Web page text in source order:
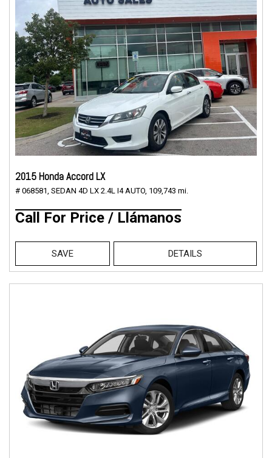
2015 Honda Accord LX
# 068581, SEDAN 4D LX 2.4L I4 AUTO, 109,743 mi.
Call For Price / Llámanos
SAVE DETAILS